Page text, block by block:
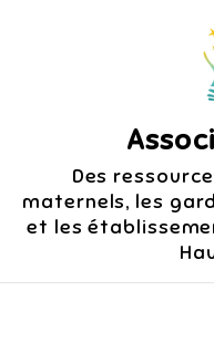
Des
maternels, les
et les